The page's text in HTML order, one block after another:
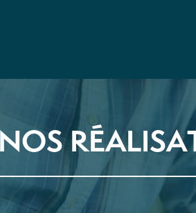
NOS